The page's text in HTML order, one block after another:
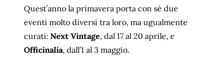
Quest’anno la primavera porta con sé due
eventi molto diversi tra loro, ma ugualmente
curati:Next Vintage, dal 17 al 20 aprile, e
Officinalia, dall’1 al 3 maggio.